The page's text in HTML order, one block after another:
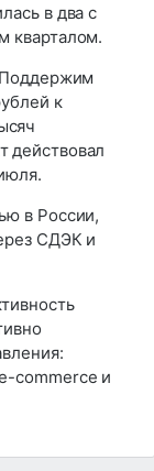
в два с
кварталом.
к
действовал
в России,
СДЭК и
commerce и